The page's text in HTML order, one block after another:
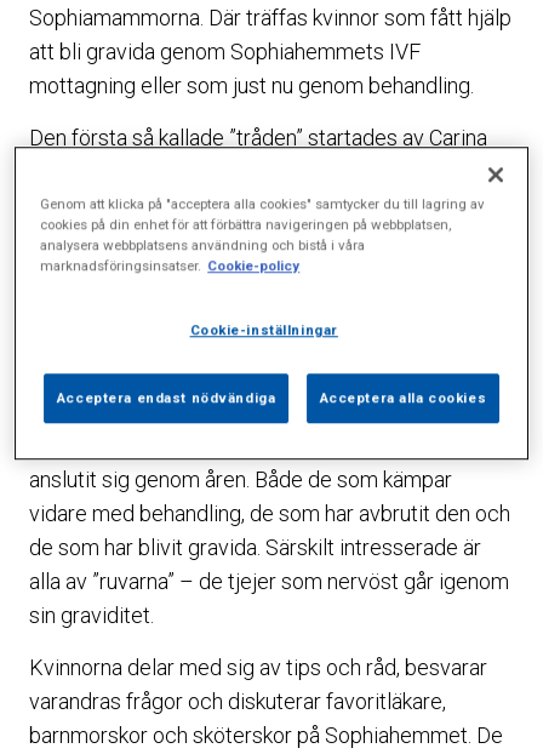
Sophiamammorna. Där träffas kvinnor som fått hjälp
att bli gravida genom Sophiahemmets IVF
mottagning eller som just nu genom behandling.
Den första så kallade ”tråden” startades av Carina
alias Caribe. I november 2006 frågade hon om det
inte fanns andra kvinnor som gick igenom IVF på
Sophiahemmet.
behandlingsvärlden och det skulle vara roligt att få
och resultat, skrev Caribe.
anslutit sig genom åren. Både de som kämpar
vidare med behandling, de som har avbrutit den och
de som har blivit gravida. Särskilt intresserade är
alla av ”ruvarna” – de tjejer som nervöst går igenom
sin graviditet.
Kvinnorna delar med sig av tips och råd, besvarar
varandras frågor och diskuterar favoritläkare,
barnmorskor och sköterskor på Sophiahemmet. De
Genom att klicka på "acceptera alla cookies" samtycker du till lagring av
cookies på din enhet för att förbättra navigeringen på webbplatsen,
analysera webbplatsens användning och bistå i våra
marknadsföringsinsatser. Cookie-policy
Cookie-inställningar
Acceptera endast nödvändiga Acceptera alla cookies